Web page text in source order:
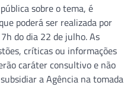
sobre o tema, é
poderá ser realizada por
do dia 22 de julho. As
críticas ou informações
caráter consultivo e não
a Agência na tomada